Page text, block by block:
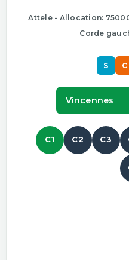
Attele - Allocation:
Corde
S C
Vincennes
C1 C2 C3